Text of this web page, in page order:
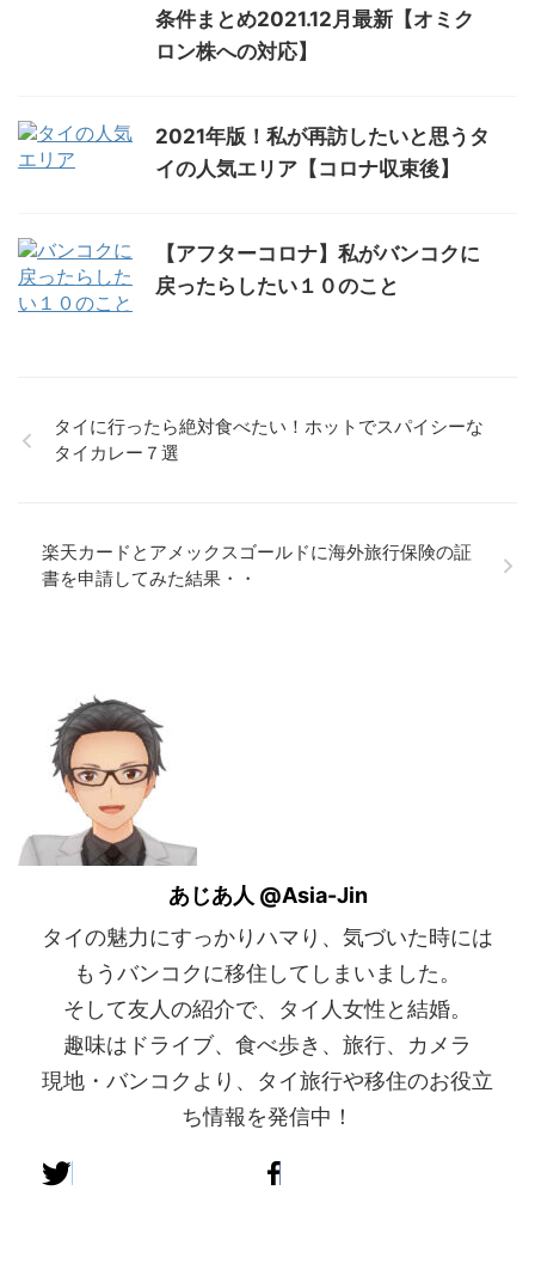
条件まとめ2021.12月最新【オミク
ロン株への対応】
2021年版！私が再訪したいと思うタ
イの人気エリア【コロナ収束後】
【アフターコロナ】私がバンコクに
戻ったらしたい１０のこと
タイに行ったら絶対食べたい！ホットでスパイシーな
タイカレー７選
楽天カードとアメックスゴールドに海外旅行保険の証
書を申請してみた結果・・
あじあ人 @Asia-Jin
タイの魅力にすっかりハマり、気づいた時には
もうバンコクに移住してしまいました。
そして友人の紹介で、タイ人女性と結婚。
趣味はドライブ、食べ歩き、旅行、カメラ
現地・バンコクより、タイ旅行や移住のお役立
ち情報を発信中！